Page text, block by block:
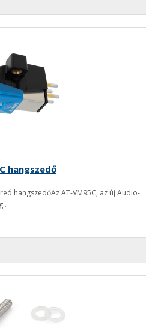
hangszedő
hangszedőAz AT-VM95C, az új Audio-